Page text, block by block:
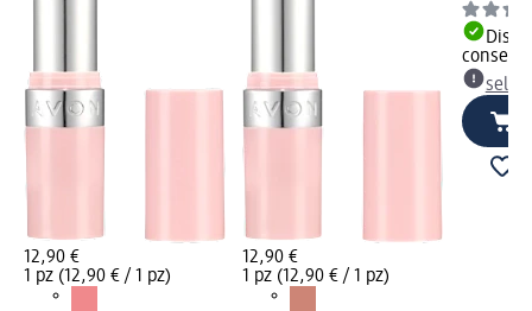
12,90 €
1 pz (12,90 € / 1 pz)
12,90 €
1 pz (12,90 € / 1 pz)